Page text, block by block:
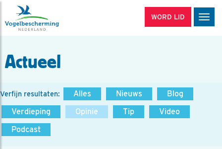
WORD LID
Actueel
Verfijn resultaten: Alles Nieuws
Blog
Verdieping
Opinie Tip
Video
Podcast